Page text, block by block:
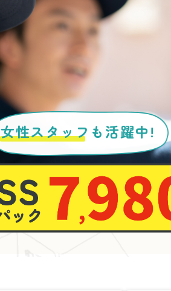
女性スタッフ も活躍中!